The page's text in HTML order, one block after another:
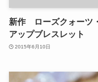
新作 ローズクォーツ
アップブレスレット
2015年6月10日